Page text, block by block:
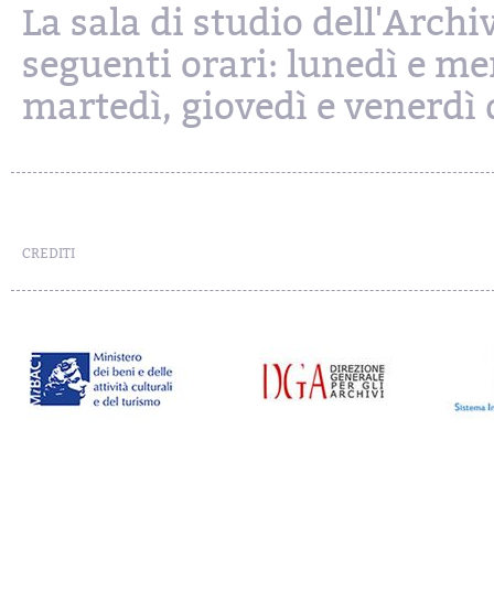
La sala di studio
seguenti orari: lunedì e
martedì, giovedì e venerdì
CREDITI